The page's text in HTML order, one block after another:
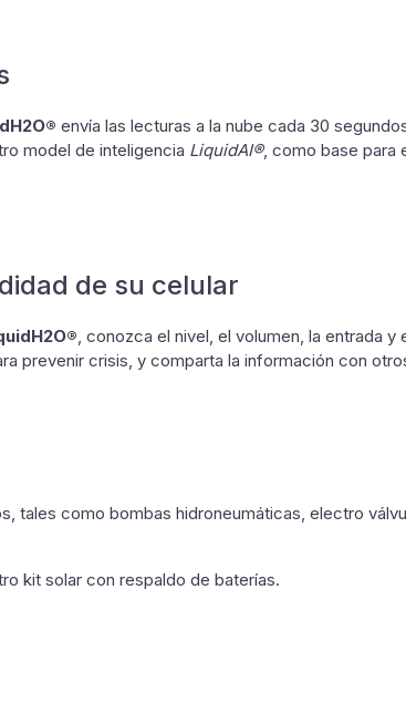
envía las lecturas a la nube cada 30
model de inteligencia LiquidAI®, como base para
de su celular
, conozca el nivel, el volumen, la entrada y
prevenir crisis, y comparta la información con
tales como bombas hidroneumáticas, electro
kit solar con respaldo de baterías.